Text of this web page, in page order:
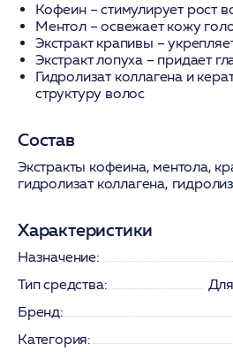
Кофеин– стимулирует рост
Ментол– освежает кожу
Экстракт крапивы –
Экстракт лопуха – придает
Гидролизат коллагена и
структуру волос
Состав
Экстракты кофеина, ментола,
гидролизат коллагена,
Характеристики
Назначение:
Тип средства:
Бренд:
Категория: